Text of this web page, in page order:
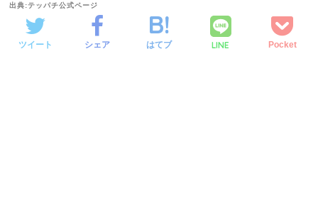
出典:テッパチ公式ページ
ツイート シェア はてブ LINE Pocket